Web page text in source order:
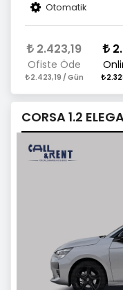
Otomatik
2.423,19
Ofiste Öde
2.423,19 / Gün
CORSA 1.2